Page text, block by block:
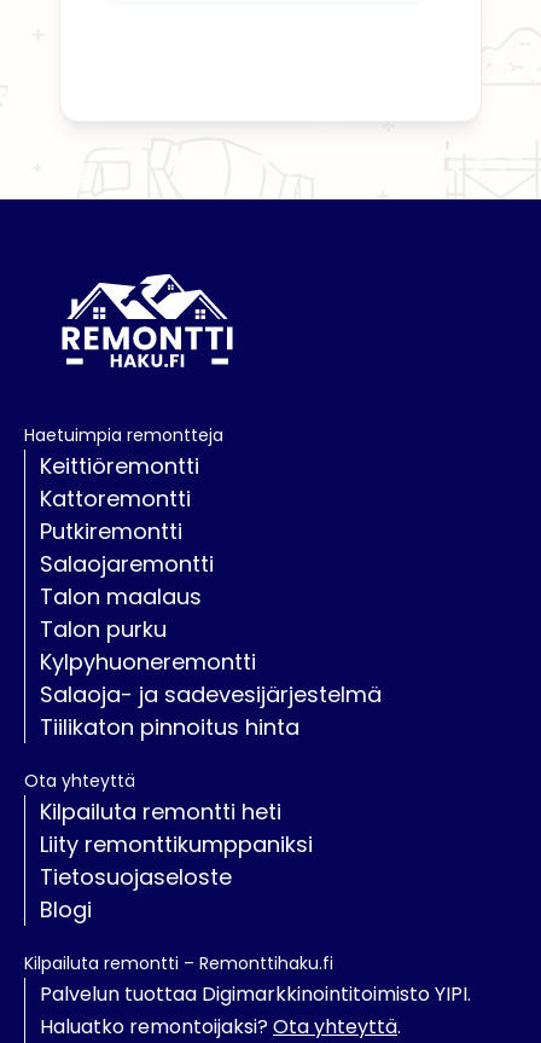
Haetuimpia remontteja
Keittiöremontti
Kattoremontti
Putkiremontti
Salaojaremontti
Talon maalaus
Talon purku
Kylpyhuoneremontti
Salaoja- ja sadevesijärjestelmä
Tiilikaton pinnoitus hinta
Ota yhteyttä
Kilpailuta remontti heti
Liity remonttikumppaniksi
Tietosuojaseloste
Blogi
Kilpailuta remontti – Remonttihaku.fi
Palvelun tuottaa Digimarkkinointitoimisto YIPI.
Haluatko remontoijaksi?Ota yhteyttä.